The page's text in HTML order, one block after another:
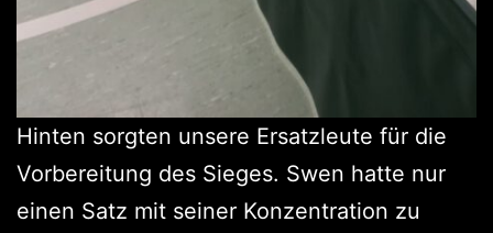
Hinten sorgten unsere Ersatzleute für die
Vorbereitung des Sieges. Swen hatte nur
einen Satz mit seiner Konzentration zu